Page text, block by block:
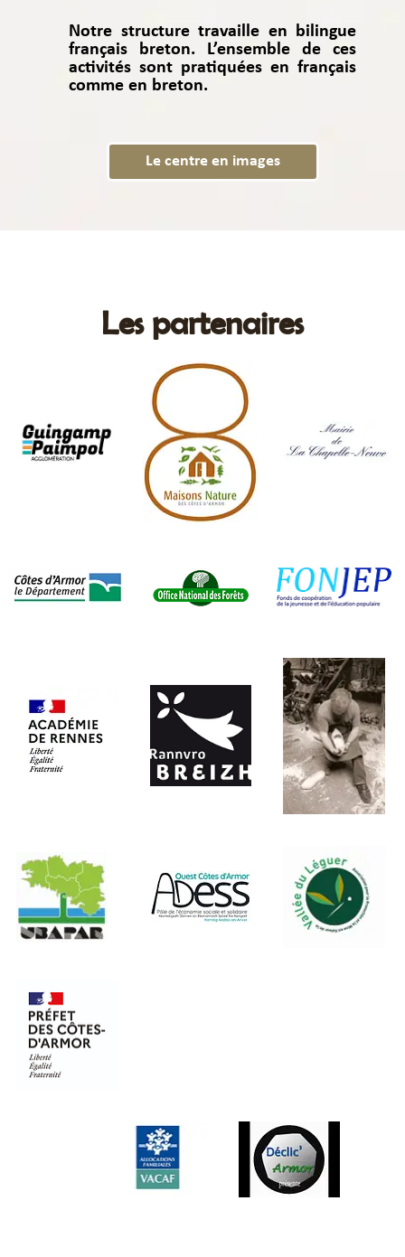
Notre structure travaille en bilingue
français breton. L’ensemble de ces
activités sont pratiquées en français
comme en breton.
Le centre en images
Les partenaires